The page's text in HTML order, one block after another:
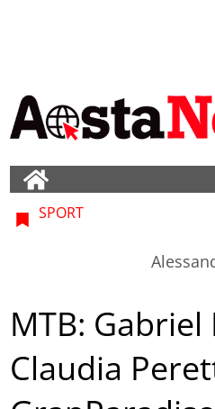
SPORT
MTB:
Claudia